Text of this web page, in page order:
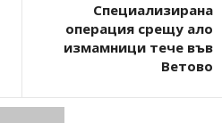
Специализирана
операция срещу ало
измамници тече във
Ветово